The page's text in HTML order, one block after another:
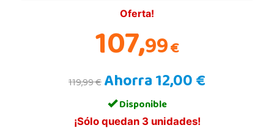
Oferta!
107,99€
119,99 €Ahorra 12,00 €
Disponible
¡Sólo quedan 3 unidades!